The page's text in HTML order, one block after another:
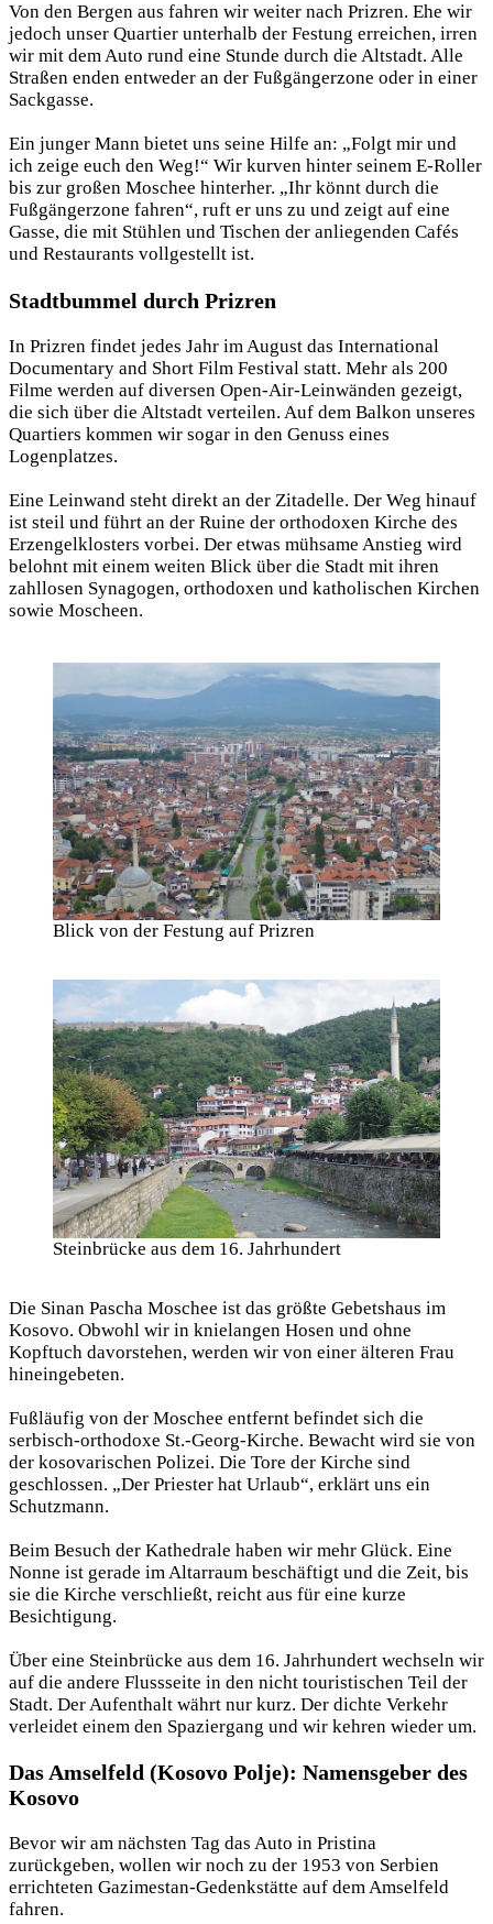
Von den Bergen aus fahren wir weiter nach Prizren. Ehe wir
jedoch unser Quartier unterhalb der Festung erreichen, irren
wir mit dem Auto rund eine Stunde durch die Altstadt. Alle
Straßen enden entweder an der Fußgängerzone oder in einer
Sackgasse.
Ein junger Mann bietet uns seine Hilfe an: „Folgt mir und
ich zeige euch den Weg!“ Wir kurven hinter seinem E-Roller
bis zur großen Moschee hinterher. „Ihr könnt durch die
Fußgängerzone fahren“, ruft er uns zu und zeigt auf eine
Gasse, die mit Stühlen und Tischen der anliegenden Cafés
und Restaurants vollgestellt ist.
Stadtbummel durch Prizren
In Prizren findet jedes Jahr im August das International
Documentary and Short Film Festival statt. Mehr als 200
Filme werden auf diversen Open-Air-Leinwänden gezeigt,
die sich über die Altstadt verteilen. Auf dem Balkon unseres
Quartiers kommen wir sogar in den Genuss eines
Logenplatzes.
Eine Leinwand steht direkt an der Zitadelle. Der Weg hinauf
ist steil und führt an der Ruine der orthodoxen Kirche des
Erzengelklosters vorbei. Der etwas mühsame Anstieg wird
belohnt mit einem weiten Blick über die Stadt mit ihren
zahllosen Synagogen, orthodoxen und katholischen Kirchen
sowie Moscheen.
Blick von der Festung auf Prizren
Steinbrücke aus dem 16. Jahrhundert
Die Sinan Pascha Moschee ist das größte Gebetshaus im
Kosovo. Obwohl wir in knielangen Hosen und ohne
Kopftuch davorstehen, werden wir von einer älteren Frau
hineingebeten.
Fußläufig von der Moschee entfernt befindet sich die
serbisch-orthodoxe St.-Georg-Kirche. Bewacht wird sie von
der kosovarischen Polizei. Die Tore der Kirche sind
geschlossen. „Der Priester hat Urlaub“, erklärt uns ein
Schutzmann.
Beim Besuch der Kathedrale haben wir mehr Glück. Eine
Nonne ist gerade im Altarraum beschäftigt und die Zeit, bis
sie die Kirche verschließt, reicht aus für eine kurze
Besichtigung.
Über eine Steinbrücke aus dem 16. Jahrhundert wechseln wir
auf die andere Flussseite in den nicht touristischen Teil der
Stadt. Der Aufenthalt währt nur kurz. Der dichte Verkehr
verleidet einem den Spaziergang und wir kehren wieder um.
Das Amselfeld (Kosovo Polje): Namensgeber des
Kosovo
Bevor wir am nächsten Tag das Auto in Pristina
zurückgeben, wollen wir noch zu der 1953 von Serbien
errichteten Gazimestan-Gedenkstätte auf dem Amselfeld
fahren.